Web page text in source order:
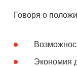
Говоря о
Экономия